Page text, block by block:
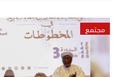
مجتمع